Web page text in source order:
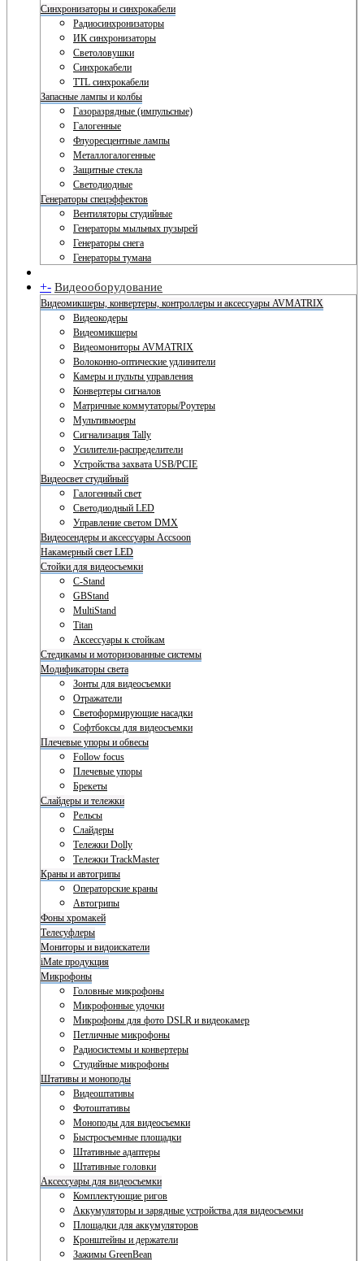
Синхронизаторы и синхрокабели
Радиосинхронизаторы
ИК синхронизаторы
Светоловушки
Синхрокабели
TTL синхрокабели
Запасные лампы и колбы
Газоразрядные (импульсные)
Галогенные
Флуоресцентные лампы
Металлогалогенные
Защитные стекла
Светодиодные
Генераторы спецэффектов
Вентиляторы студийные
Генераторы мыльных пузырей
Генераторы снега
Генераторы тумана
+- Видеооборудование
Видеомикшеры, конвертеры, контроллеры и аксессуары AVMATRIX
Видеокодеры
Видеомикшеры
Видеомониторы AVMATRIX
Волоконно-оптические удлинители
Камеры и пульты управления
Конвертеры сигналов
Матричные коммутаторы/Роутеры
Мультивьюеры
Сигнализация Tally
Усилители-распределители
Устройства захвата USB/PCIE
Видеосвет студийный
Галогенный свет
Светодиодный LED
Управление светом DMX
Видеосендеры и аксессуары Accsoon
Накамерный свет LED
Стойки для видеосъемки
C-Stand
GBStand
MultiStand
Titan
Аксессуары к стойкам
Стедикамы и моторизованные системы
Модификаторы света
Зонты для видеосъемки
Отражатели
Светоформирующие насадки
Софтбоксы для видеосъемки
Плечевые упоры и обвесы
Follow focus
Плечевые упоры
Брекеты
Слайдеры и тележки
Рельсы
Слайдеры
Тележки Dolly
Тележки TrackMaster
Краны и автогрипы
Операторские краны
Автогрипы
Фоны хромакей
Телесуфлеры
Мониторы и видоискатели
iMate продукция
Микрофоны
Головные микрофоны
Микрофонные удочки
Микрофоны для фото DSLR и видеокамер
Петличные микрофоны
Радиосистемы и конвертеры
Студийные микрофоны
Штативы и моноподы
Видеоштативы
Фотоштативы
Моноподы для видеосъемки
Быстросъемные площадки
Штативные адаптеры
Штативные головки
Аксессуары для видеосъемки
Комплектующие ригов
Аккумуляторы и зарядные устройства для видеосъемки
Площадки для аккумуляторов
Кронштейны и держатели
Зажимы GreenBean